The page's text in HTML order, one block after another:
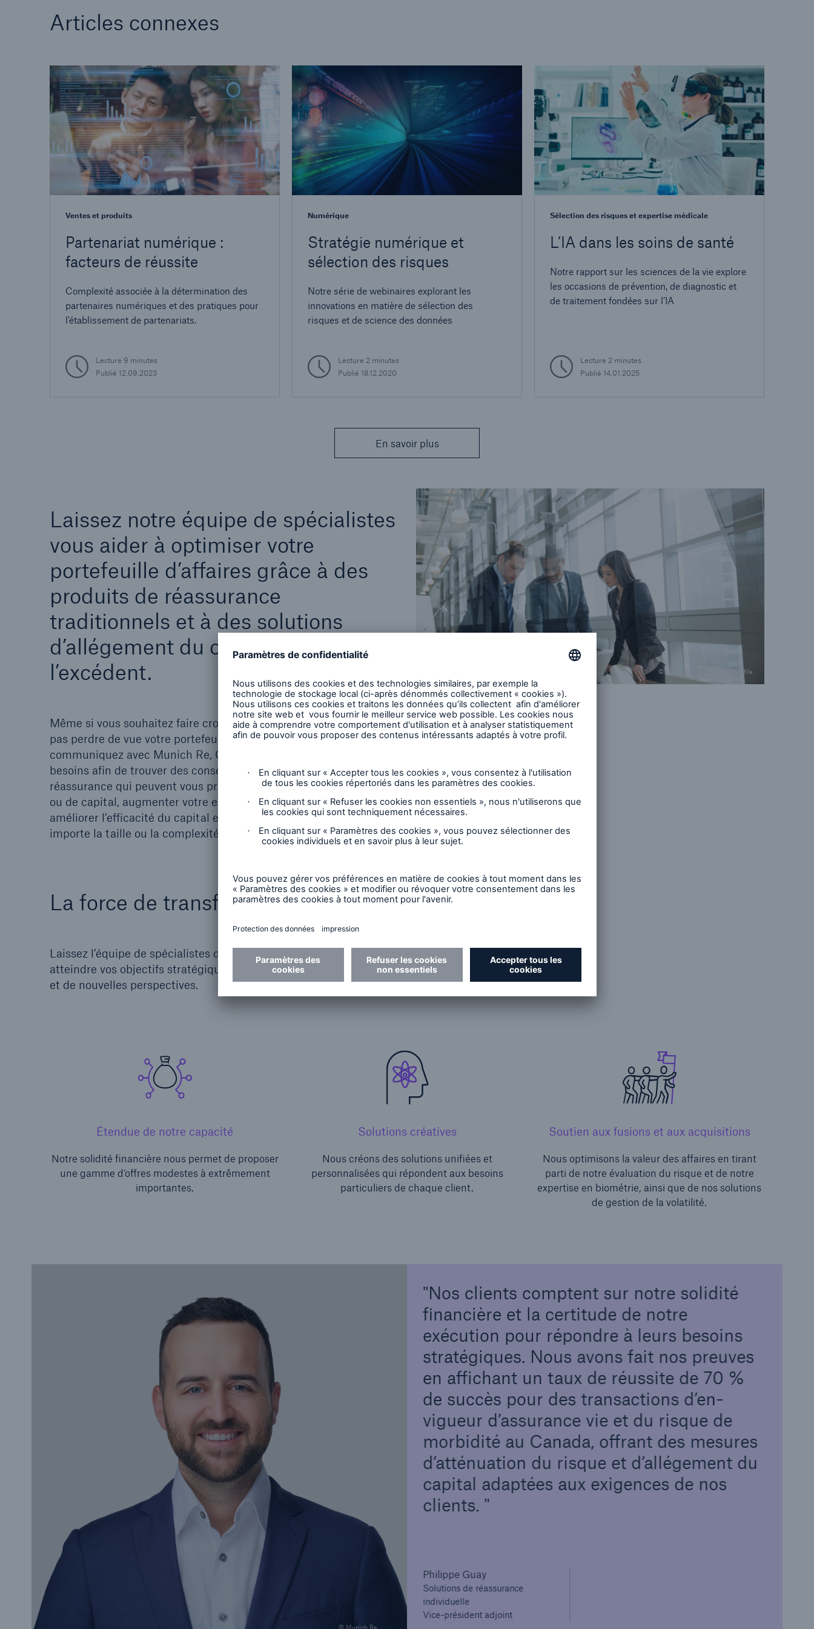
Articles connexes
Ventes et produits
Partenariat numérique :
facteurs de réussite
Complexité associée à la détermination des
partenaires numériques et des pratiques pour
l’établissement de partenariats.
Lecture 9 minutes
Publié 12.09.2023
Numérique
Stratégie numérique et
sélection des risques
Notre série de webinaires explorant les
innovations en matière de sélection des
risques et de science des données
Lecture 2 minutes
Publié 18.12.2020
Sélection des risques et expertise médicale
L’IA dans les soins de santé
Notre rapport sur les sciences de la vie explore
les occasions de prévention, de diagnostic et
de traitement fondées sur l’IA
Lecture 2 minutes
Publié 14.01.2025
En savoir plus
Laissez notre équipe de spécialistes
vous aider à optimiser votre
portefeuille d’affaires grâce à des
produits de réassurance
traditionnels et à des solutions
d’allégement du capital et de
l’excédent.
Même si vous souhaitez faire croître vos affaires, vous ne pouvez
pas perdre de vue votre portefeuille actuel. Lorsque vous
communiquez avec Munich Re, Canada (vie), nous évaluons vos
besoins afin de trouver des conseils et des structures de
réassurance qui peuvent vous procurer un allégement de réserves
ou de capital, augmenter votre excédent, optimiser votre bilan ou
améliorer l’efficacité du capital et le rendement des produits, peu
importe la taille ou la complexité.
© mauritius images / Masterfile
La force de transformer votre entreprise
Laissez l’équipe de spécialistes de Munich Re élaborer des solutions personnalisées pour vous aider à
atteindre vos objectifs stratégiques. Nous apportons des années d’expérience inégalées dans l’industrie
et de nouvelles perspectives.
Étendue de notre capacité
Notre solidité financière nous permet de proposer
une gamme d’offres modestes à extrêmement
importantes.
Solutions créatives
Nous créons des solutions unifiées et
personnalisées qui répondent aux besoins
particuliers de chaque client.
Soutien aux fusions et aux acquisitions
Nous optimisons la valeur des affaires en tirant
parti de notre évaluation du risque et de notre
expertise en biométrie, ainsi que de nos solutions
de gestion de la volatilité.
© Munich Re
Nos clients comptent sur notre solidité
financière et la certitude de notre
exécution pour répondre à leurs besoins
stratégiques. Nous avons fait nos preuves
en affichant un taux de réussite de 70 %
de succès pour des transactions d’en-
vigueur d’assurance vie et du risque de
morbidité au Canada, offrant des mesures
d’atténuation du risque et d’allégement du
capital adaptées aux exigences de nos
clients.
Philippe Guay
Solutions de réassurance
individuelle
Vice-président adjoint